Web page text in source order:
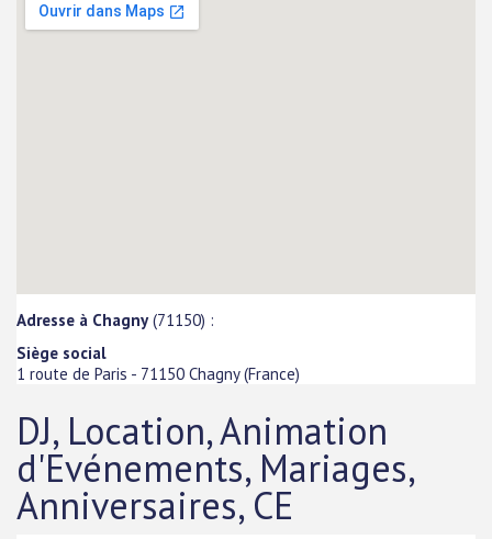
Adresse à Chagny(71150) :
Siège social
1 route de Paris - 71150 Chagny(France)
DJ, Location, Animation
d'Evénements, Mariages,
Anniversaires, CE